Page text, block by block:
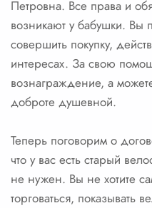
Петровна. Все права и
возникают у бабушки. Вы
совершить покупку,
интересах. За свою
вознаграждение, а
доброте душевной.
Теперь поговорим о
что у вас есть старый
не нужен. Вы не хотите
торговаться, показывать